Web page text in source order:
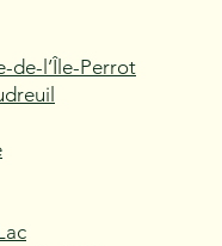
de-l’Île-Perrot